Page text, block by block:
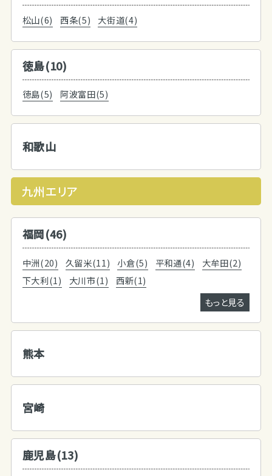
松山(6) 西条(5) 大街道(4)
徳島(10)
徳島(5) 阿波富田(5)
和歌山
九州エリア
福岡(46)
中洲(20) 久留米(11) 小倉(5) 平和通(4)
大牟田(2)
下大利(1)
大川市(1)
西新(1)
もっと見る
熊本
宮崎
鹿児島(13)